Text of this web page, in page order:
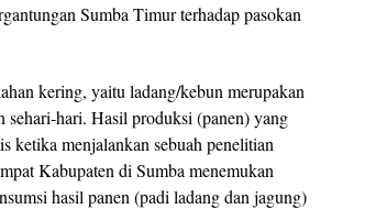
Sumba Timur terhadap pasokan
kering, yaitu ladang/kebun merupakan
sehari-hari. Hasil produksi (panen) yang
ketika menjalankan sebuah penelitian
Kabupaten di Sumba menemukan
hasil panen (padi ladang dan jagung)